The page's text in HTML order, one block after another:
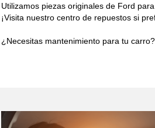
Utilizamos piezas originales de Ford
¡Visita nuestro centro de repuestos si
¿Necesitas mantenimiento para tu carro?